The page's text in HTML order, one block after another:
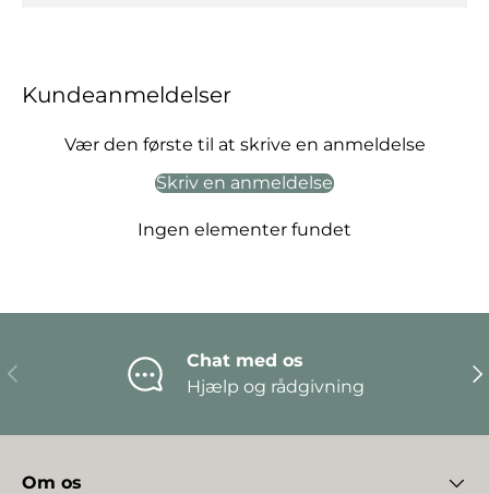
Kundeanmeldelser
Vær den første til at skrive en anmeldelse
Skriv en anmeldelse
Ingen elementer fundet
Forrige
Chat med os
Hjælp og rådgivning
Om os